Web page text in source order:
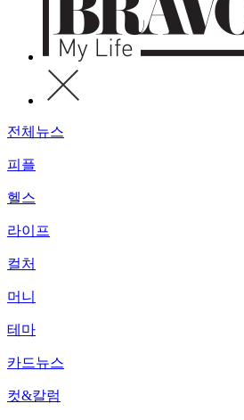
전체뉴스
피플
헬스
라이프
컬처
머니
테마
카드뉴스
컷&칼럼